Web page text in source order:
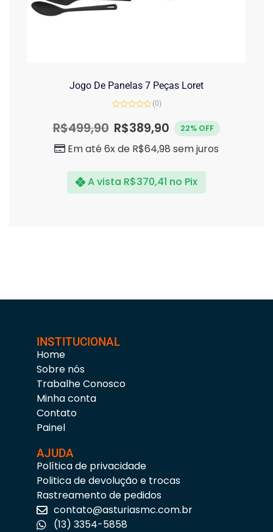
Jogo De Panelas 7 Peças Loret
de
(0)
R$499,90 R$389,90 22% OFF
Em até 6x de R$64,98 sem juros
A vista R$370,41 no Pix
INSTITUCIONAL
Home
Sobre nós
Trabalhe Conosco
Minha conta
Contato
Painel
AJUDA
Política de privacidade
Politica de devolução e trocas
Rastreamento de pedidos
contato@asturiasmc.com.br
(13) 3354-5858